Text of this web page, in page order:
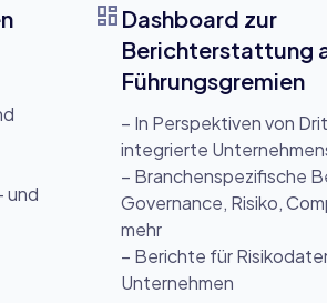
und
dashboard Dashboard zur
Berichterstattung
Führungsgremien
– In Perspektiven von
integrierte
– Branchenspezifische
Governance, Risiko,
mehr
– Berichte für
Unternehmen